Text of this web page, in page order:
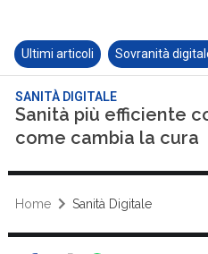
Ultimi articoli Sovranità
SANITÀ DIGITALE
Sanità più efficiente
come cambia la cura
Home Sanità Digitale